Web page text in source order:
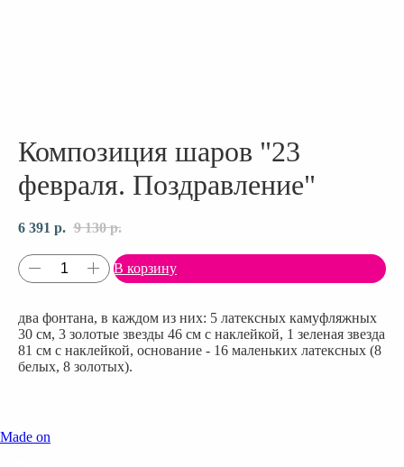
Композиция шаров "23
февраля. Поздравление"
6 391 р. 9 130 р.
В корзину
два фонтана, в каждом из них: 5 латексных камуфляжных
30 см, 3 золотые звезды 46 см с наклейкой, 1 зеленая звезда
81 см с наклейкой, основание - 16 маленьких латексных (8
белых, 8 золотых).
Made on